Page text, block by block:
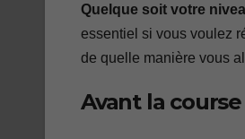
Quelque soit votre
essentiel si vous voulez
de quelle manière vous
Avant la course